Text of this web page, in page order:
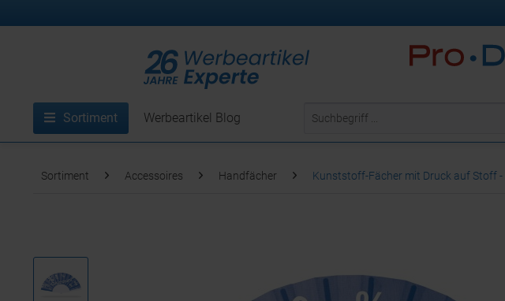
Sortiment Werbeartikel Blog
Sortiment Accessoires Handfächer Kunststoff-Fächer mit Druck auf Stoff -